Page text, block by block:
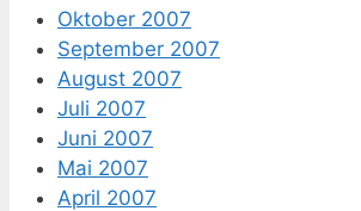
Oktober 2007
September 2007
August 2007
Juli 2007
Juni 2007
Mai 2007
April 2007